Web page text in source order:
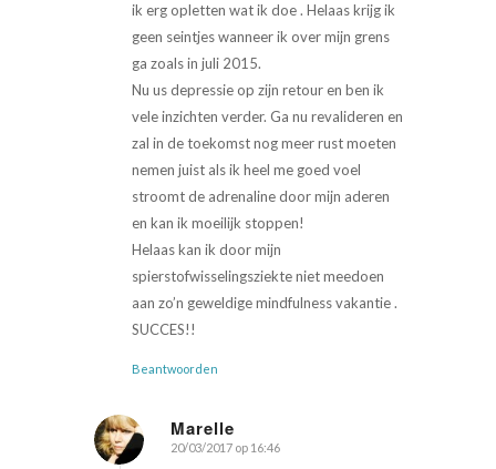
ik erg opletten wat ik doe . Helaas krijg ik
geen seintjes wanneer ik over mijn grens
ga zoals in juli 2015.
Nu us depressie op zijn retour en ben ik
vele inzichten verder. Ga nu revalideren en
zal in de toekomst nog meer rust moeten
nemen juist als ik heel me goed voel
stroomt de adrenaline door mijn aderen
en kan ik moeilijk stoppen!
Helaas kan ik door mijn
spierstofwisselingsziekte niet meedoen
aan zo’n geweldige mindfulness vakantie .
SUCCES!!
Beantwoorden
Marelle
zegt:
20/03/2017 op 16:46